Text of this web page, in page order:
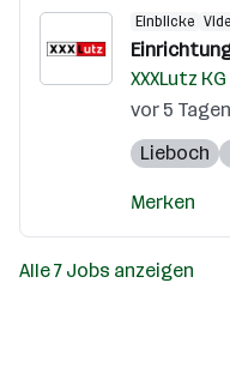
Einblicke
XXXLutz KG
vor 5
Lieboch
Merken
Alle 7 Jobs anzeigen